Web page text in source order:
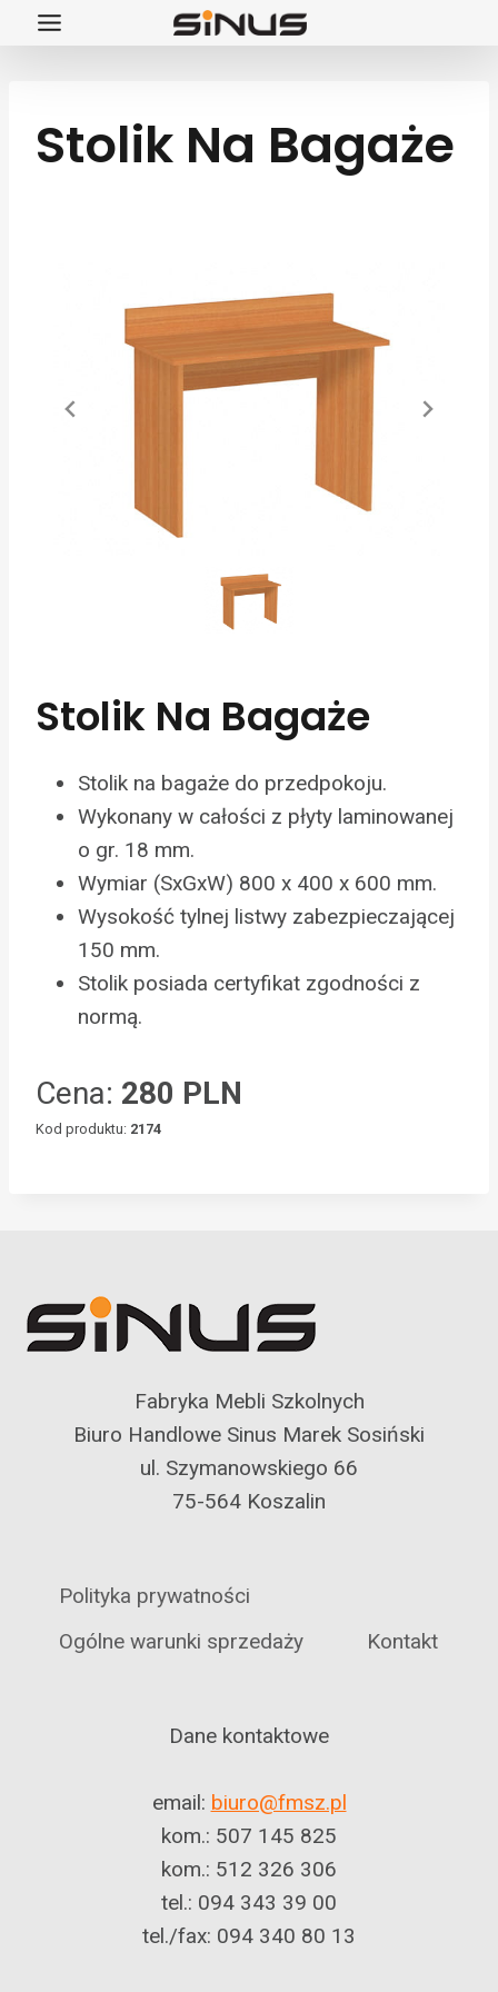
Przejdź
Stolik Na Bagaże
Stolik Na Bagaże
Stolik na bagaże do przedpokoju.
Wykonany w całości z płyty laminowanej
o gr. 18 mm.
Wymiar (SxGxW) 800 x 400 x 600 mm.
Wysokość tylnej listwy zabezpieczającej
150 mm.
Stolik posiada certyfikat zgodności z
normą.
Cena: 280 PLN
Kod produktu: 2174
Fabryka Mebli Szkolnych
Biuro Handlowe Sinus Marek Sosiński
ul. Szymanowskiego 66
75-564 Koszalin
Polityka prywatności
Ogólne warunki sprzedaży
Kontakt
Dane kontaktowe
email: biuro@fmsz.pl
kom.: 507 145 825
kom.: 512 326 306
tel.: 094 343 39 00
tel./fax: 094 340 80 13